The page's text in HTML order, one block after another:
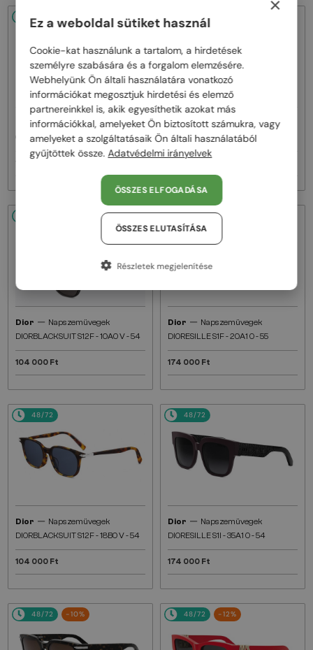
48/72
Dior—Napszemüvegek
CDIOR S1F - 35A0 D - 56
48/72
Dior—Napszemüvegek
DIORB23 S4I - 64A0 V - 56
Dior — Napszemüvegek
DIORBLACKSUIT S12F - 10A0 V - 54
104 000 Ft
48/72
Dior — Napszemüvegek
DIORESILLE S1F - 20A1 O - 55
174 000 Ft
48/72
Dior — Napszemüvegek
DIORBLACKSUIT S12F - 18B0 V - 54
104 000 Ft
48/72
Dior — Napszemüvegek
DIORESILLE S1I - 35A1 O - 54
174 000 Ft
48/72 -10% 48/72 -12%
×
Ez a weboldal sütiket használ
Cookie-kat használunk a tartalom, a hirdetések
személyre szabására és a forgalom elemzésére.
Webhelyünk Ön általi használatára vonatkozó
információkat megosztjuk hirdetési és elemző
partnereinkkel is, akik egyesíthetik azokat más
információkkal, amelyeket Ön biztosított számukra, vagy
amelyeket a szolgáltatásaik Ön általi használatából
gyűjtöttek össze. Adatvédelmi irányelvek
ÖSSZES ELFOGADÁSA
ÖSSZES ELUTASÍTÁSA
Részletek megjelenítése